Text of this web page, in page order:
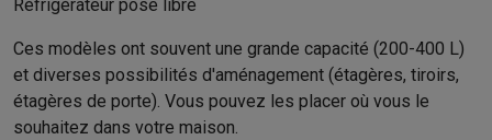
Réfrigérateur pose libre
Ces modèles ont souvent une grande capacité (200-400 L)
et diverses possibilités d'aménagement (étagères, tiroirs,
étagères de porte). Vous pouvez les placer où vous le
souhaitez dans votre maison.